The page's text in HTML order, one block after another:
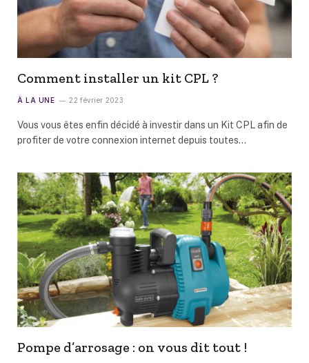
Comment installer un kit CPL ?
À LA UNE 22 février 2023
Vous vous êtes enfin décidé à investir dans un Kit CPL afin de
profiter de votre connexion internet depuis toutes…
Pompe d’arrosage : on vous dit tout !